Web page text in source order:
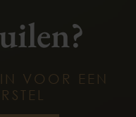
VOOR EEN